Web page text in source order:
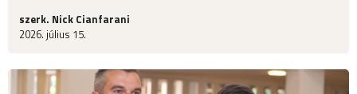
szerk. Nick Cianfarani
2026. július 15.